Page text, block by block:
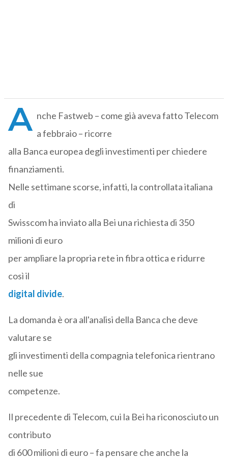
A nche Fastweb – come già aveva fatto Telecom
a febbraio – ricorre
alla Banca europea degli investimenti per chiedere
finanziamenti.
Nelle settimane scorse, infatti, la controllata italiana
di
Swisscom ha inviato alla Bei una richiesta di 350
milioni di euro
per ampliare la propria rete in fibra ottica e ridurre
così il
digital divide.
La domanda è ora all'analisi della Banca che deve
valutare se
gli investimenti della compagnia telefonica rientrano
nelle sue
competenze.
Il precedente di Telecom, cui la Bei ha riconosciuto un
contributo
di 600 milioni di euro – fa pensare che anche la